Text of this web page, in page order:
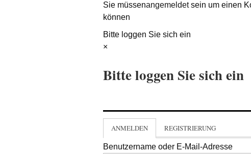
Sie müssenangemeldetsein um einen
können
Bitte loggen Sie sich ein
×
Bitte loggen Sie sich ein
ANMELDEN REGISTRIERUNG
Benutzername oder E-Mail-Adresse